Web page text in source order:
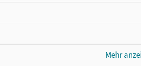
Mehr